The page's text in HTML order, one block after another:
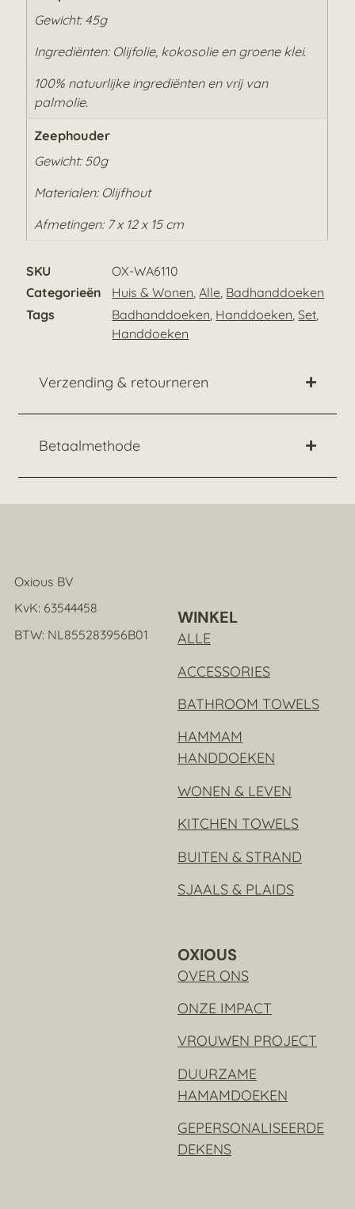
Gewicht: 45g
Ingrediënten: Olijfolie, kokosolie en groene klei.
100% natuurlijke ingrediënten en vrij van
palmolie.
Zeephouder
Gewicht: 50g
Materialen: Olijfhout
Afmetingen: 7 x 12 x 15 cm
SKU
OX-WA6110
Categorieën
Huis & Wonen,Alle, Badhanddoeken
Tags
Badhanddoeken, Handdoeken,Set,
Handdoeken
Verzending & retourneren
Betaalmethode
Oxious BV
KvK: 63544458
BTW: NL855283956B01
WINKEL
ALLE
ACCESSORIES
BATHROOM TOWELS
HAMMAM
HANDDOEKEN
WONEN & LEVEN
KITCHEN TOWELS
BUITEN & STRAND
SJAALS & PLAIDS
OXIOUS
OVER ONS
ONZE IMPACT
VROUWEN PROJECT
DUURZAME
HAMAMDOEKEN
GEPERSONALISEERDE
DEKENS